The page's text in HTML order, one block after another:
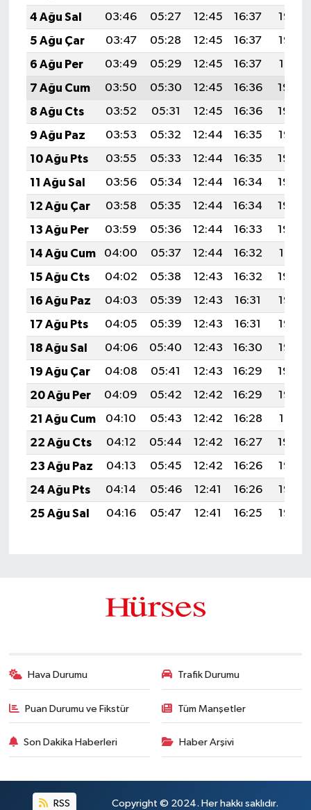
4 Ağu Sal
03:46 05:27 12:45 16:37
19:53
5 Ağu Çar
03:47 05:28 12:45 16:37
19:52
6 Ağu Per
03:49 05:29 12:45 16:37
19:51
7 Ağu Cum
03:50 05:30 12:45 16:36
19:49
8 Ağu Cts
03:52 05:31 12:45 16:36
19:48
9 Ağu Paz
03:53 05:32 12:44 16:35
19:47
10 Ağu Pts
03:55 05:33 12:44 16:35
19:46
11 Ağu Sal
03:56 05:34 12:44 16:34
19:45
12 Ağu Çar
03:58 05:35 12:44 16:34
19:43
13 Ağu Per
03:59 05:36 12:44 16:33
19:42
14 Ağu Cum
04:00 05:37 12:44 16:32
19:41
15 Ağu Cts
04:02 05:38 12:43 16:32
19:39
16 Ağu Paz
04:03 05:39 12:43 16:31
19:38
17 Ağu Pts
04:05 05:39 12:43 16:31
19:37
18 Ağu Sal
04:06 05:40 12:43 16:30
19:35
19 Ağu Çar
04:08 05:41 12:43 16:29
19:34
20 Ağu Per
04:09 05:42 12:42 16:29
19:32
21 Ağu Cum
04:10 05:43 12:42 16:28
19:31
22 Ağu Cts
04:12 05:44 12:42 16:27
19:29
23 Ağu Paz
04:13 05:45 12:42 16:26
19:28
24 Ağu Pts
04:14 05:46 12:41 16:26
19:26
25 Ağu Sal
04:16 05:47 12:41 16:25 19:25
Hava Durumu Trafik Durumu
Puan Durumu ve Fikstür Tüm Manşetler
Son Dakika Haberleri Haber Arşivi
RSS Copyright © 2024. Her hakkı saklıdır.